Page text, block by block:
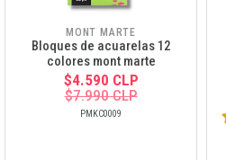
MONT MARTE
Bloques de acuarelas 12
colores mont marte
$4.590 CLP
$7.990 CLP
PMKC0009